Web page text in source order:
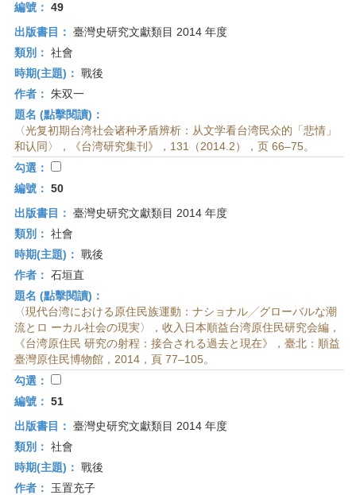
編號： 49
出版書目： 臺灣史研究文獻類目 2014 年度
類別： 社會
時期(主題)： 戰後
作者： 朱双一
題名 (點擊閱讀)：
〈光复初期台湾社会诸种矛盾辨析：从文学看台湾民众的「悲情」
和认同〉，《台湾研究集刊》，131（2014.2），页 66–75。
勾選：
編號： 50
出版書目： 臺灣史研究文獻類目 2014 年度
類別： 社會
時期(主題)： 戰後
作者： 石垣直
題名 (點擊閱讀)：
〈現代台湾における原住民族運動：ナショナル╱グローバルな潮
流とロ ーカル社会の現実〉，收入日本順益台湾原住民研究会編，
《台湾原住民 研究の射程：接合される過去と現在》，臺北：順益
臺灣原住民博物館，2014，頁 77–105。
勾選：
編號： 51
出版書目： 臺灣史研究文獻類目 2014 年度
類別： 社會
時期(主題)： 戰後
作者：
玉置充子